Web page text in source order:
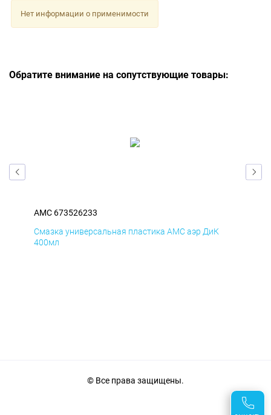
Нет информации о применимости
Обратите внимание на сопутствующие товары:
AMC 673526233
Смазка универсальная пластика AMC аэр ДиК
400мл
© Все права защищены.